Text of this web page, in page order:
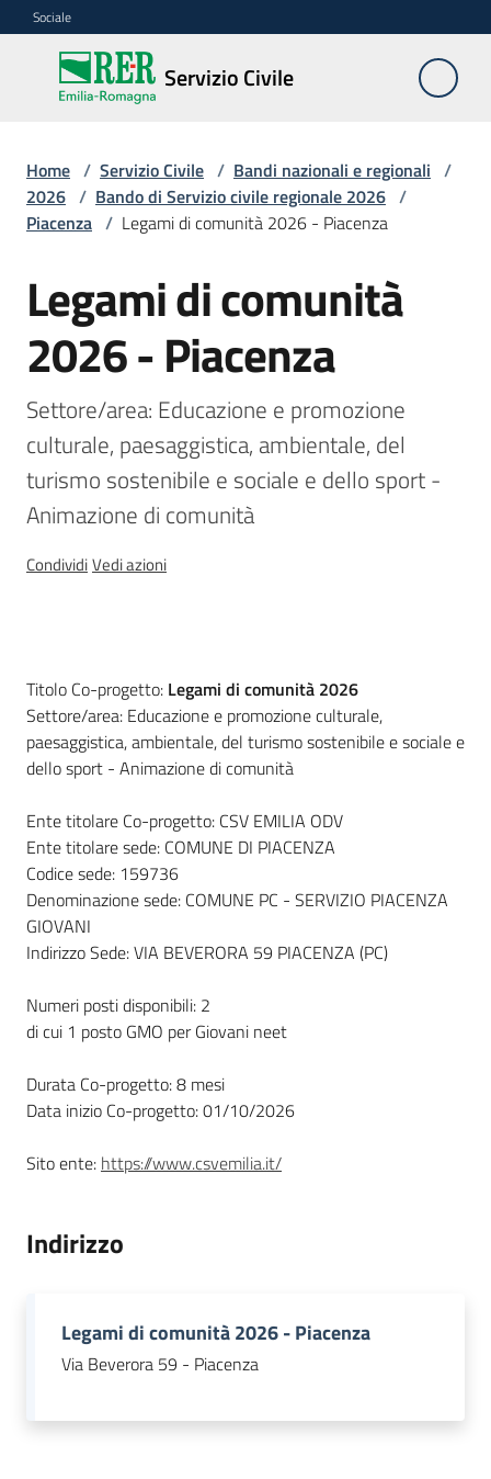
Vai al contenuto
Vai alla navigazione
Vai al footer
Sociale
Servizio Civile
Servizio
Civile
Cos'è
partecipare
Bandi
nazionali
regionali
Menu selezionato
Elenco
regionale
Enti
SCR
Sociale
Argomenti
Novità
Servizi
Leggi Atti Bandi
Progetti
Home / Servizio Civile / Bandi nazionali e regionali /
2026 / Bando di Servizio civile regionale 2026 /
Piacenza / Legami di comunità 2026 - Piacenza
Salta al contenuto
Legami di comunità
2026 - Piacenza
Settore/area: Educazione e promozione
culturale, paesaggistica, ambientale, del
turismo sostenibile e sociale e dello sport -
Animazione di comunità
CondividiVedi azioni
Descrizione
Titolo Co-progetto: Legami di comunità 2026
Settore/area: Educazione e promozione culturale,
paesaggistica, ambientale, del turismo sostenibile e sociale e
dello sport - Animazione di comunità
Ente titolare Co-progetto: CSV EMILIA ODV
Ente titolare sede: COMUNE DI PIACENZA
Codice sede: 159736
Denominazione sede: COMUNE PC - SERVIZIO PIACENZA
GIOVANI
Indirizzo Sede: VIA BEVERORA 59 PIACENZA (PC)
Numeri posti disponibili: 2
di cui 1 posto GMO per Giovani neet
Durata Co-progetto: 8 mesi
Data inizio Co-progetto: 01/10/2026
Sito ente: https://www.csvemilia.it/
Indirizzo
Legami di comunità 2026 - Piacenza
Via Beverora 59 - Piacenza